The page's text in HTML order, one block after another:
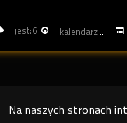
jest: 6 kalendarz
Na naszych stronach